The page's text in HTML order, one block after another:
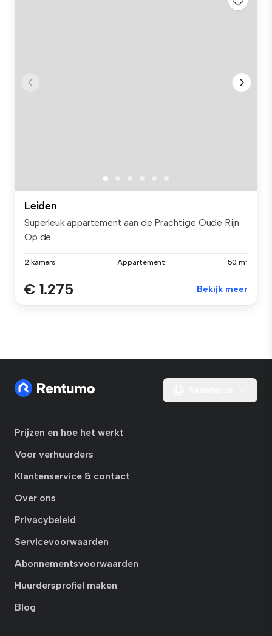
Leiden
Superleuk appartement aan de Prachtige Oude Rijn
Op de ...
2 kamers Appartement 50 m²
€ 1.275 Bekijk meer
Prijzen en hoe het werkt
Voor verhuurders
Klantenservice & contact
Over ons
Privacybeleid
Servicevoorwaarden
Abonnementsvoorwaarden
Huurdersprofiel maken
Blog